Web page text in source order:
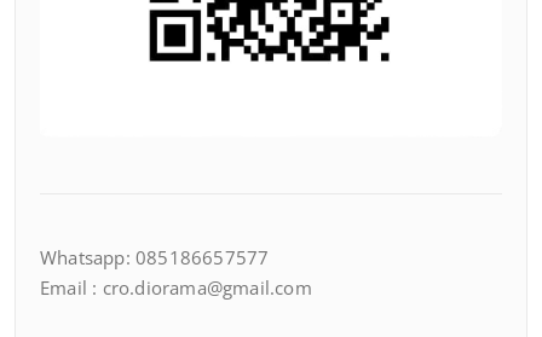
Whatsapp: 085186657577
Email : cro.diorama@gmail.com